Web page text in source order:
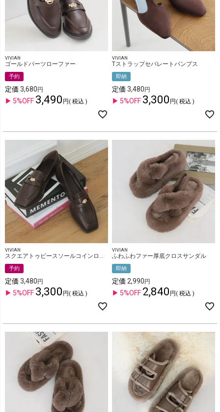
VIVIAN
ゴールドパーツローファー
予約
定価 3,680
5%OFF 3,490 税込
VIVIAN
Tストラップセパレートパンプス
即納
定価 3,480
5%OFF 3,300 税込
VIVIAN
スクエアトゥピースソールコインローファー
予約
定価 3,480
5%OFF 3,300 税込
VIVIAN
ふわふわファー厚底クロスサンダル
即納
定価 2,990
5%OFF 2,840 税込